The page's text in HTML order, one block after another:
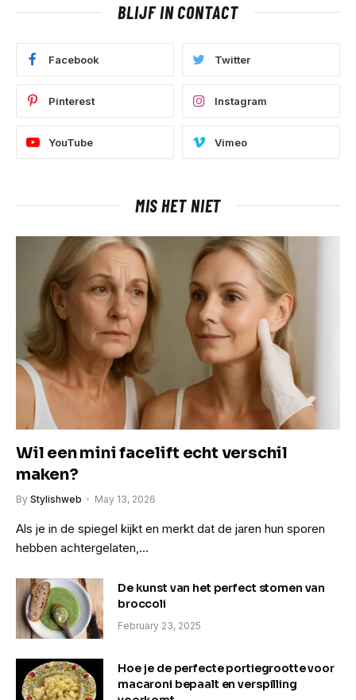
BLIJF IN CONTACT
Facebook Twitter
Pinterest Instagram
YouTube Vimeo
MIS HET NIET
Wil een mini facelift echt verschil
maken?
By Stylishweb May 13, 2026
Als je in de spiegel kijkt en merkt dat de jaren hun sporen
hebben achtergelaten,…
De kunst van het perfect stomen van
broccoli
February 23, 2025
Hoe je de perfecte portiegrootte voor
macaroni bepaalt en verspilling